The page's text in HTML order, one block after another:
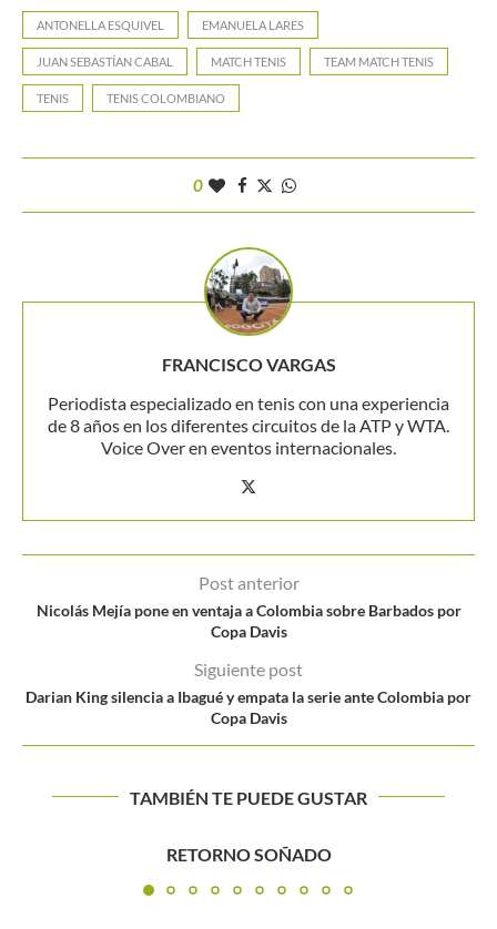
ANTONELLA ESQUIVEL EMANUELA LARES
JUAN SEBASTÍAN CABAL MATCH TENIS TEAM MATCH TENIS
TENIS TENIS COLOMBIANO
0
FRANCISCO VARGAS
Periodista especializado en tenis con una experiencia
de 8 años en los diferentes circuitos de la ATP y WTA.
Voice Over en eventos internacionales.
Post anterior
Nicolás Mejía pone en ventaja a Colombia sobre Barbados por
Copa Davis
Siguiente post
Darian King silencia a Ibagué y empata la serie ante Colombia por
Copa Davis
TAMBIÉN TE PUEDE GUSTAR